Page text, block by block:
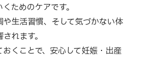
ためのケアです。
生活習慣、そして気づかない体
れます。
くことで、安心して妊娠・出産
お知らせ
アクセス・お問い合